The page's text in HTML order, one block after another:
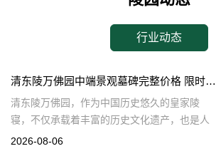
行业动态
清东陵万佛园中端景观墓碑完整价格 限时减免多年管理费详解
清东陵万佛园，作为中国历史悠久的皇家陵
寝，不仅承载着丰富的历史文化遗产，也是人
们缅怀先人、寄托哀思的重要场所。近年来，
2026-08-06